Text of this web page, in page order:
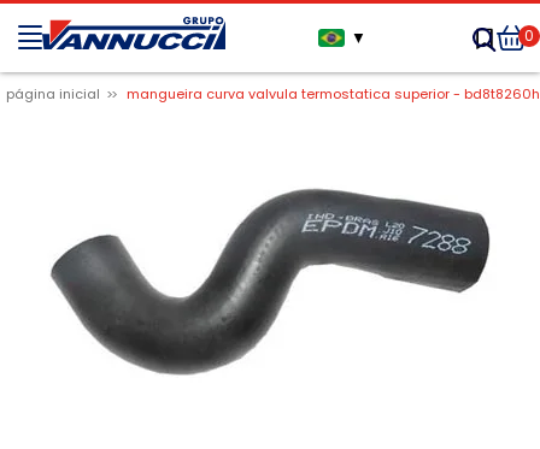
▼ 0
página inicial mangueira curva valvula termostatica superior - bd8t8260h